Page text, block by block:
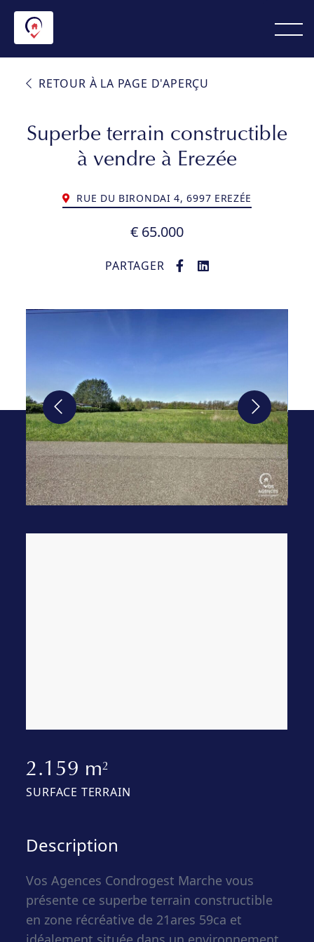
RETOUR À LA PAGE D'APERÇU
Superbe terrain constructible
à vendre à Erezée
RUE DU BIRONDAI 4, 6997 EREZÉE
€ 65.000
PARTAGER
2.159 m2
SURFACE TERRAIN
Description
Vos Agences Condrogest Marche vous
présente ce superbe terrain constructible
en zone récréative de 21ares 59ca et